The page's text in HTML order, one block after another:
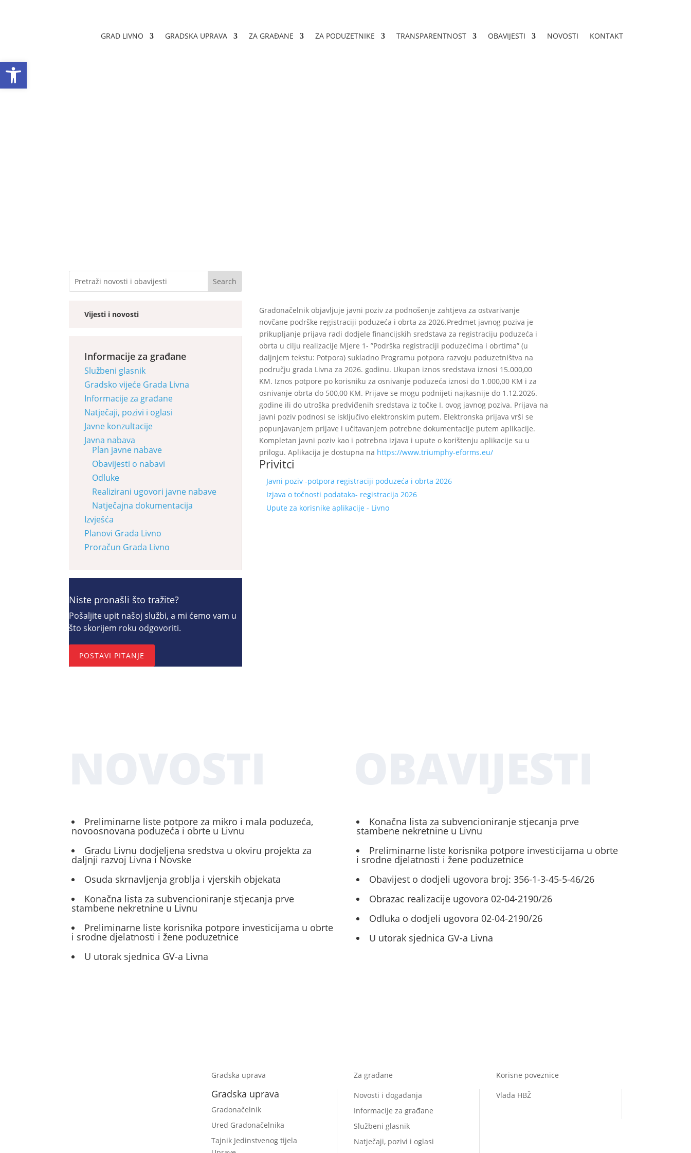
GRAD LIVNO GRADSKA UPRAVA ZA GRAĐANE ZA PODUZETNIKE TRANSPARENTNOST OBAVIJESTI NOVOSTI KONTAKT
Vijesti i novosti
Informacije za građane
Službeni glasnik
Gradsko vijeće Grada Livna
Informacije za građane
Natječaji, pozivi i oglasi
Javne konzultacije
Javna nabava
Plan javne nabave
Obavijesti o nabavi
Odluke
Realizirani ugovori javne nabave
Natječajna dokumentacija
Izvješća
Planovi Grada Livno
Proračun Grada Livno
Niste pronašli što tražite?
Pošaljite upit našoj službi, a mi ćemo vam u
što skorijem roku odgovoriti.
POSTAVI PITANJE
Gradonačelnik objavljuje javni poziv za podnošenje zahtjeva za ostvarivanje
novčane podrške registraciji poduzeća i obrta za 2026.Predmet javnog poziva je
prikupljanje prijava radi dodjele financijskih sredstava za registraciju poduzeća i
obrta u cilju realizacije Mjere 1- ”Podrška registraciji poduzećima i obrtima” (u
daljnjem tekstu: Potpora) sukladno Programu potpora razvoju poduzetništva na
području grada Livna za 2026. godinu. Ukupan iznos sredstava iznosi 15.000,00
KM. Iznos potpore po korisniku za osnivanje poduzeća iznosi do 1.000,00 KM i za
osnivanje obrta do 500,00 KM. Prijave se mogu podnijeti najkasnije do 1.12.2026.
godine ili do utroška predviđenih sredstava iz točke I. ovog javnog poziva. Prijava na
javni poziv podnosi se isključivo elektronskim putem. Elektronska prijava vrši se
popunjavanjem prijave i učitavanjem potrebne dokumentacije putem aplikacije.
Kompletan javni poziv kao i potrebna izjava i upute o korištenju aplikacije su u
prilogu. Aplikacija je dostupna na https://www.triumphy-eforms.eu/
Privitci
Javni poziv -potpora registraciji poduzeća i obrta 2026
Izjava o točnosti podataka- registracija 2026
Upute za korisnike aplikacije - Livno
Preliminarne liste potpore za mikro i mala poduzeća,
novoosnovana poduzeća i obrte u Livnu
Gradu Livnu dodjeljena sredstva u okviru projekta za
daljnji razvoj Livna i Novske
Osuda skrnavljenja groblja i vjerskih objekata
Konačna lista za subvencioniranje stjecanja prve
stambene nekretnine u Livnu
Preliminarne liste korisnika potpore investicijama u obrte
i srodne djelatnosti i žene poduzetnice
U utorak sjednica GV-a Livna
Konačna lista za subvencioniranje stjecanja prve
stambene nekretnine u Livnu
Preliminarne liste korisnika potpore investicijama u obrte
i srodne djelatnosti i žene poduzetnice
Obavijest o dodjeli ugovora broj: 356-1-3-45-5-46/26
Obrazac realizacije ugovora 02-04-2190/26
Odluka o dodjeli ugovora 02-04-2190/26
U utorak sjednica GV-a Livna
Gradska uprava
Gradska uprava
Gradonačelnik
Ured Gradonačelnika
Tajnik Jedinstvenog tijela
Za građane
Novosti i događanja
Informacije za građane
Službeni glasnik
Natječaji, pozivi i oglasi
Korisne poveznice
Vlada HBŽ
Open toolbar